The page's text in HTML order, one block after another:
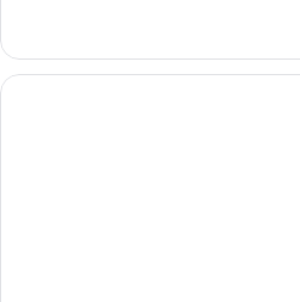
tüm
fotoğrafları
görün
Balcony
&
Sea